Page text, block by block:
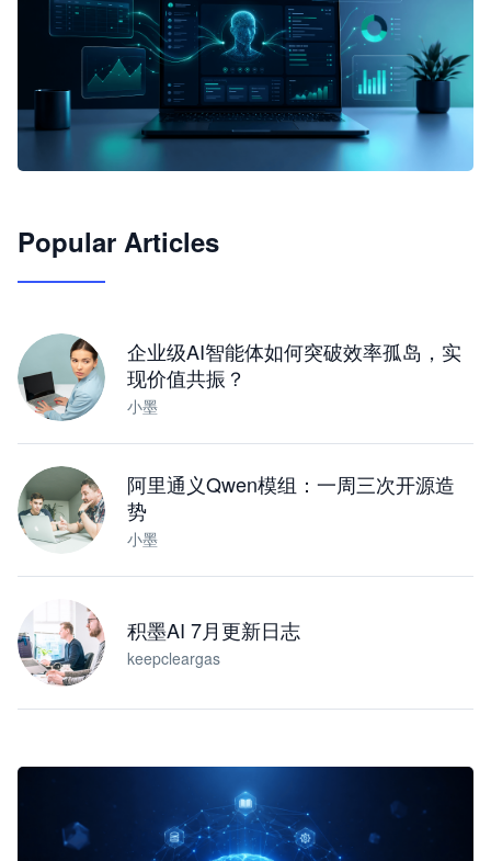
JimoClaw 桌面 AI Agent 工作台
Popular Articles
企业级AI智能体如何突破效率孤岛，实
现价值共振？
小墨
阿里通义Qwen模组：一周三次开源造
势
小墨
积墨AI 7月更新日志
keepcleargas